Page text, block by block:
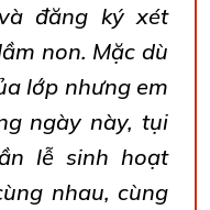
đăng ký xét
non. Mặc dù
lớp nhưng em
ngày này, tụi
lễ sinh hoạt
nhau, cùng